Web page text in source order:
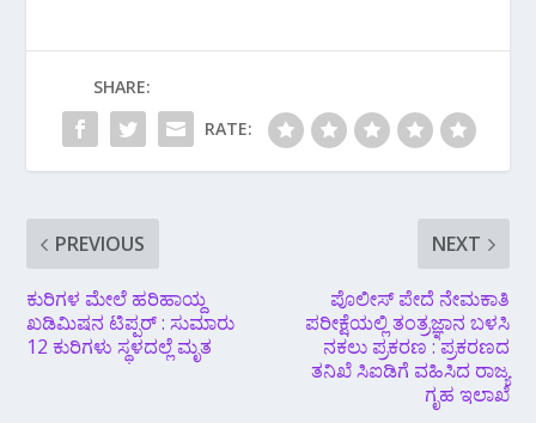
SHARE:
RATE:
PREVIOUS
ಕುರಿಗಳ ಮೇಲೆ ಹರಿಹಾಯ್ದ
ಖಡಿಮಿಷನ ಟಿಪ್ಪರ್ : ಸುಮಾರು
12 ಕುರಿಗಳು ಸ್ಥಳದಲ್ಲೆ ಮೃತ
NEXT
ಪೊಲೀಸ್ ಪೇದೆ ನೇಮಕಾತಿ
ಪರೀಕ್ಷೆಯಲ್ಲಿ ತಂತ್ರಜ್ಞಾನ ಬಳಸಿ
ನಕಲು ಪ್ರಕರಣ : ಪ್ರಕರಣದ
ತನಿಖೆ ಸಿಐಡಿಗೆ ವಹಿಸಿದ ರಾಜ್ಯ
ಗೃಹ ಇಲಾಖೆ